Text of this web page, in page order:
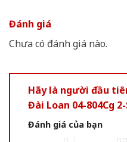
Đánh giá
Chưa có đánh giá nào.
Hãy là người đầu
Đài Loan 04-804Cg 2-
Đánh giá của bạn